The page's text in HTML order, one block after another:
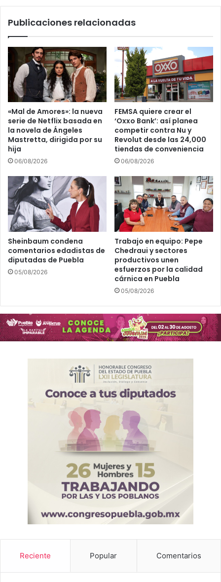
d
u
o
s
u
e
v
o
s
e
P
u
e
b
l
a
d
e
d
e
l
E
R
M
e
d
o
M
a
r
t
ó
n
d
e
i
u
d
a
Publicaciones relacionadas
«Mal de Amores»: la nueva
serie de Netflix basada en
la novela de Ángeles
Mastretta, dirigida por su
hija
06/08/2026
FEMSA quiere crear el
‘Oxxo Bank’: así planea
competir contra Nu y
Revolut desde las 24,000
tiendas de conveniencia
06/08/2026
Sheinbaum condena
comentarios edadistas de
diputadas de Puebla
05/08/2026
Trabajo en equipo: Pepe
Chedraui y sectores
productivos unen
esfuerzos por la calidad
cárnica en Puebla
05/08/2026
Reciente Popular Comentarios